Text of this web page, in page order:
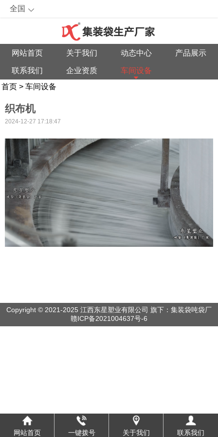
全国
网站首页 关于我们 动态中心 产品展示
联系我们 企业资质
车间设备
首页 > 车间设备
织布机
2024-12-27 17:18:47
Copyright © 2021-2025 江西东星塑业有限公司 旗下：集装袋吨袋厂
赣ICP备2021004637号-6
网站首页 一键拨号 关于我们 联系我们